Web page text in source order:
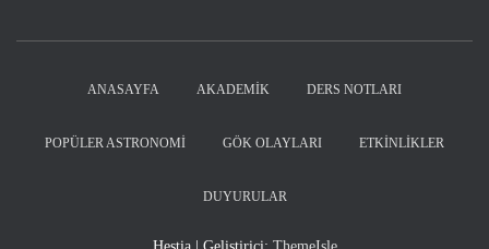
ANASAYFA AKADEMIK DERS NOTLARI
POPÜLER ASTRONOMI GÖK OLAYLARI ETKINLIKLER
DUYURULAR